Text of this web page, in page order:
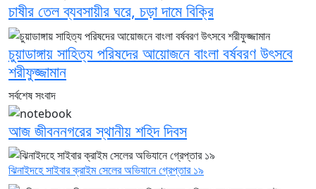
চাষীর তেল ব্যবসায়ীর ঘরে, চড়া দামে বিক্রি
চুয়াডাঙ্গায় সাহিত্য পরিষদের আয়োজনে বাংলা বর্ষবরণ উৎসবে
শরীফুজ্জামান
সর্বশেষ সংবাদ
আজ জীবননগরের স্থানীয় শহিদ দিবস
ঝিনাইদহে সাইবার ক্রাইম সেলের অভিযানে গ্রেপ্তার ১৯